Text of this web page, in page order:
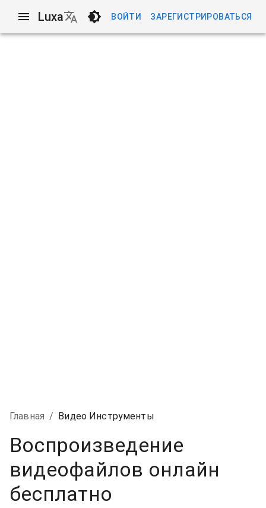
Luxa ВОЙТИ ЗАРЕГИСТРИРОВАТЬСЯ
Главная / Видео Инструменты
Воспроизведение
видеофайлов онлайн
бесплатно